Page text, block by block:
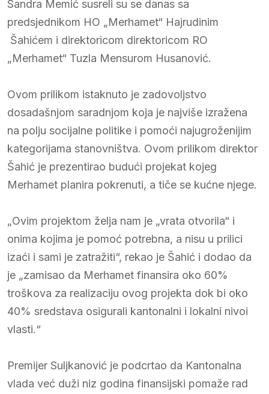
Sandra Memić susreli su se danas sa
predsjednikom HO „Merhamet“ Hajrudinim
Šahićem i direktoricom direktoricom RO
„Merhamet“ Tuzla Mensurom Husanović.
Ovom prilikom istaknuto je zadovoljstvo
dosadašnjom saradnjom koja je najviše izražena
na polju socijalne politike i pomoći najugroženijim
kategorijama stanovništva. Ovom prilikom direktor
Šahić je prezentirao budući projekat kojeg
Merhamet planira pokrenuti, a tiče se kućne njege.
„Ovim projektom želja nam je „vrata otvorila“ i
onima kojima je pomoć potrebna, a nisu u prilici
izaći i sami je zatražiti“, rekao je Šahić i dodao da
je „zamisao da Merhamet finansira oko 60%
troškova za realizaciju ovog projekta dok bi oko
40% sredstava osigurali kantonalni i lokalni nivoi
vlasti.“
Premijer Suljkanović je podcrtao da Kantonalna
vlada već duži niz godina finansijski pomaže rad